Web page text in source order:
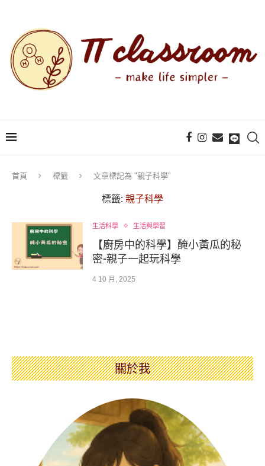
首頁 標籤 文章標記為 "親子科學"
標籤: 親子科學
生活科學 生活與學習
【廚房中的科學】醃小黃瓜的秘
密-親子一起玩科學
4 10 月, 2025
關於我